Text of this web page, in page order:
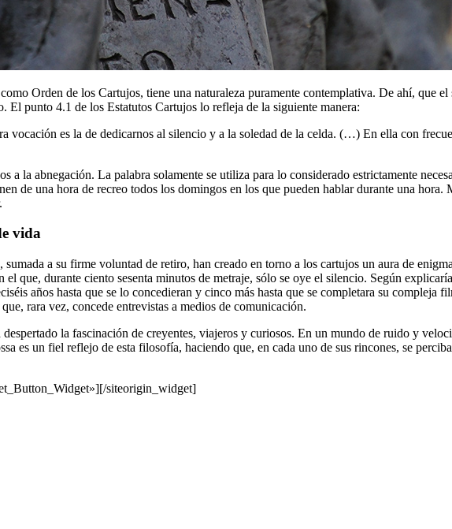
Orden de los Cartujos, tiene una naturaleza puramente contemplativa. De ahí, que
El punto 4.1 de los Estatutos Cartujos lo refleja de la siguiente manera:
vocación es la de dedicarnos al silencio y a la soledad de la celda. (…) En ella con
a la abnegación. La palabra solamente se utiliza para lo considerado estrictamente
de una hora de recreo todos los domingos en los que pueden hablar durante una hora.
vida
a su firme voluntad de retiro, han creado en torno a los cartujos un aura de
que, durante ciento sesenta minutos de metraje, sólo se oye el silencio. Según
años hasta que se lo concedieran y cinco más hasta que se completara su compleja
rara vez, concede entrevistas a medios de comunicación.
la fascinación de creyentes, viajeros y curiosos. En un mundo de ruido y
es un fiel reflejo de esta filosofía, haciendo que, en cada uno de sus rincones, se
[/siteorigin_widget]